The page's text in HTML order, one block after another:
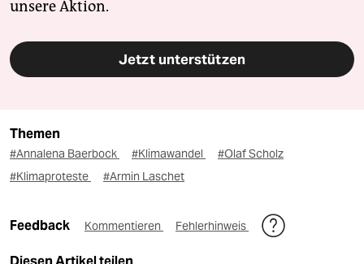
unsere Aktion.
Jetzt unterstützen
Themen
#Annalena Baerbock #Klimawandel
#Olaf Scholz
#Klimaproteste
#Armin Laschet
Feedback Kommentieren Fehlerhinweis